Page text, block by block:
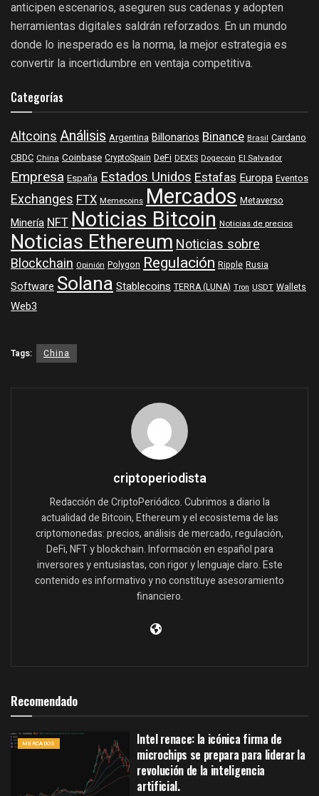
anticipen escenarios, aseguren sus cadenas y adopten
herramientas digitales saldrán reforzados. En un mundo
donde lo inesperado es la norma, la mejor estrategia es
convertir la incertidumbre en ventaja competitiva.
Categorías
AltcoinsAnálisis Argentina BillonariosBinance Brasil Cardano
CBDC China Coinbase CryptoSpain DeFi DEXES Dogecoin El Salvador
Empresa España Estados UnidosEstafasEuropa Eventos
ExchangesFTX Memecoins Mercados Metaverso
MineríaNFTNoticias Bitcoin Noticias de precios
Noticias EthereumNoticias sobre
Blockchain Opinión Polygon Regulación Ripple Rusia
SoftwareSolanaStablecoins TERRA (LUNA) Tron USDT Wallets
Web3
Tags: China
criptoperiodista
Redacción de CriptoPeriódico. Cubrimos a diario la
actualidad de Bitcoin, Ethereum y el ecosistema de las
criptomonedas: precios, análisis de mercado, regulación,
DeFi, NFT y blockchain. Información en español para
inversores y entusiastas, con rigor y lenguaje claro. Este
contenido es informativo y no constituye asesoramiento
financiero.
Recomendado
MERCADOS
Intel renace: la icónica firma de
microchips se prepara para liderar la
revolución de la inteligencia
artificial.